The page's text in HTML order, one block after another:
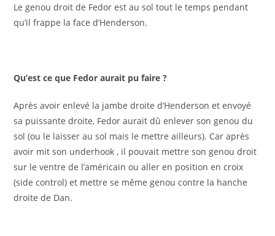
Le genou droit de Fedor est au sol tout le temps pendant
qu’il frappe la face d’Henderson.
Qu’est ce que Fedor aurait pu faire ?
Après avoir enlevé la jambe droite d’Henderson et envoyé
sa puissante droite, Fedor aurait dû enlever son genou du
sol (ou le laisser au sol mais le mettre ailleurs). Car après
avoir mit son underhook , il pouvait mettre son genou droit
sur le ventre de l’américain ou aller en position en croix
(side control) et mettre se même genou contre la hanche
droite de Dan.